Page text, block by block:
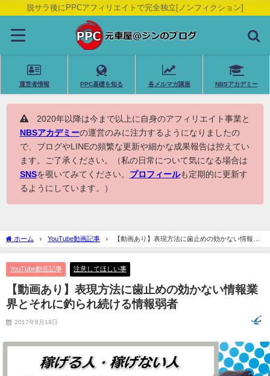
脱サラ後にPPCアフィリエイトで完全独立[ノンフィクション]
運営者情報 PPC基礎を知る 各メルマガ講座 NBSアカデミー
2020年以降は今まで以上に自身のアフィリエイト事業と
NBSアカデミーの運営のみに注力するようになりましたの
で、ブログやLINEの頻繁な更新や細かな成果報告は控えてい
ます。ご了承ください。（私の日常について気になる場合は
SNSを覗いてみてください。 プロフィールも定期的に更新す
るようにしています。）
ホーム YouTube動画記事
【動画あり】表現方法に歯止めの効かない情報業
界とそれに釣られ続ける情報弱者
YouTube動画記事 注意してほしい事
【動画あり】表現方法に歯止めの効かない情報業
界とそれに釣られ続ける情報弱者
2017年8月19日